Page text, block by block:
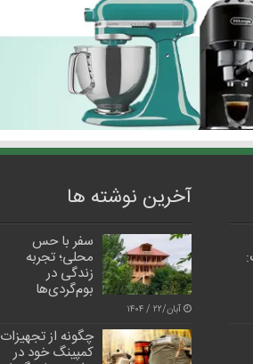
آخرین نوشته ها
سفر با حس
محلی؛ تجربه
زندگی در
بوم‌گردی‌ها
آبان/۲۲ / ۱۴۰۴
چگونه از تجهیزات
کمپینگ خود در